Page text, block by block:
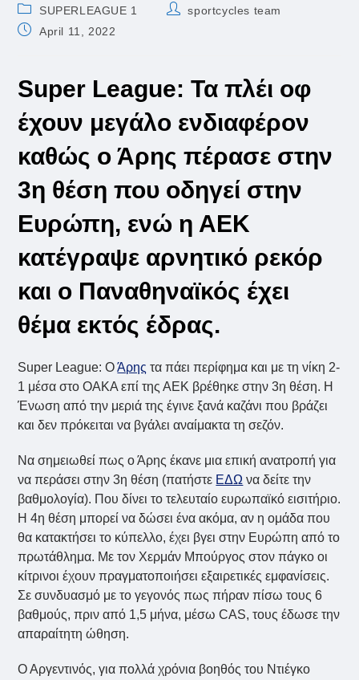
Post
category:
SUPERLEAGUE 1
Postsportcycles team
PostApril 11, 2022
Super League: Τα πλέι οφ
έχουν μεγάλο ενδιαφέρον
καθώς ο Άρης πέρασε στην
3η θέση που οδηγεί στην
Ευρώπη, ενώ η ΑΕΚ
κατέγραψε αρνητικό ρεκόρ
και ο Παναθηναϊκός έχει
θέμα εκτός έδρας.
Super League: ΟΆρης τα πάει περίφημα και με τη νίκη 2-
1 μέσα στο ΟΑΚΑ επί της ΑΕΚ βρέθηκε στην 3η θέση. Η
Ένωση από την μεριά της έγινε ξανά καζάνι που βράζει
και δεν πρόκειται να βγάλει αναίμακτα τη σεζόν.
Να σημειωθεί πως ο Άρης έκανε μια επική ανατροπή για
να περάσει στην 3η θέση (πατήστε ΕΔΩ να δείτε την
βαθμολογία). Που δίνει το τελευταίο ευρωπαϊκό εισιτήριο.
Η 4η θέση μπορεί να δώσει ένα ακόμα, αν η ομάδα που
θα κατακτήσει το κύπελλο, έχει βγει στην Ευρώπη από το
πρωτάθλημα. Με τον Χερμάν Μπούργος στον πάγκο οι
κίτρινοι έχουν πραγματοποιήσει εξαιρετικές εμφανίσεις.
Σε συνδυασμό με το γεγονός πως πήραν πίσω τους 6
βαθμούς, πριν από 1,5 μήνα, μέσω CAS, τους έδωσε την
απαραίτητη ώθηση.
Ο Αργεντινός, για πολλά χρόνια βοηθός του Ντιέγκο